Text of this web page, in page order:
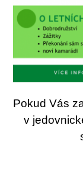
Pokud Vás
v